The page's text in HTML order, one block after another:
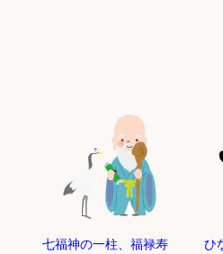
七福神の一柱、福禄寿
ひ